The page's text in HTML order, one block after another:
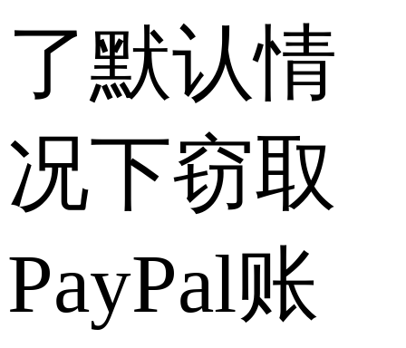
了默认情
况下窃取
PayPal账